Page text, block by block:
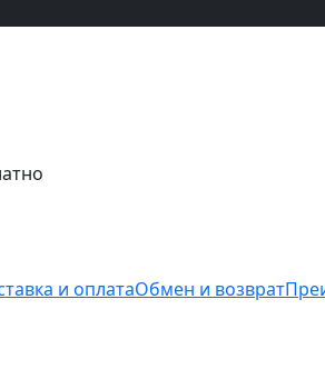
и оплатаОбмен и возврат